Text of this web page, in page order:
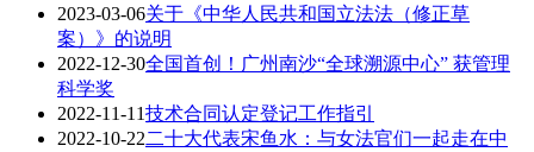
2023-03-06​关于《中华人民共和国立法法（修正草
案）》的说明
2022-12-30全国首创！广州南沙“全球溯源中心” 获管理
科学奖
2022-11-11技术合同认定登记工作指引
2022-10-22二十大代表宋鱼水：与女法官们一起走在中